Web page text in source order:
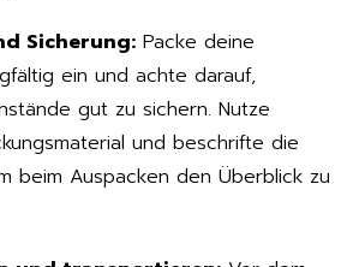
Sicherung: Packe deine
ein und achte darauf,
gut zu sichern. Nutze
und beschrifte die
beim Auspacken den Überblick zu